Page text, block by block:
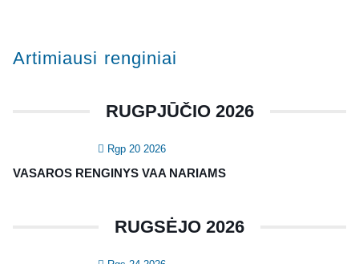
Artimiausi renginiai
RUGPJŪČIO 2026
Rgp 20 2026
VASAROS RENGINYS VAA NARIAMS
RUGSĖJO 2026
Konferencijos
CIA Medžiaga
KONTAKTAI